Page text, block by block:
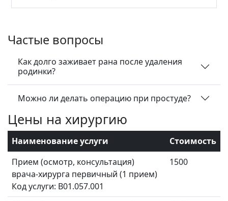
Частые вопросы
Как долго заживает рана после удаления
родинки?
Можно ли делать операцию при простуде?
Цены на хирургию
Наименование услуги
Стоимость
Прием (осмотр, консультация)
врача-хирурга первичный (1 прием)
Код услуги: B01.057.001
1500